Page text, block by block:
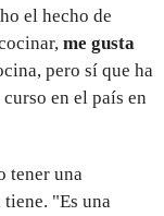
el hecho de
me gusta
pero sí que ha
en el país en
tener una
"Es una